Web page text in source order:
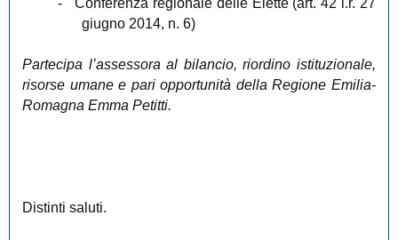
-
Conferenza regionale delle Elette (art. 42 l.r. 27
giugno 2014, n. 6)
Partecipa l’assessora al bilancio, riordino istituzionale,
risorse umane e pari opportunità della Regione Emilia-
Romagna Emma Petitti.
Distinti saluti.